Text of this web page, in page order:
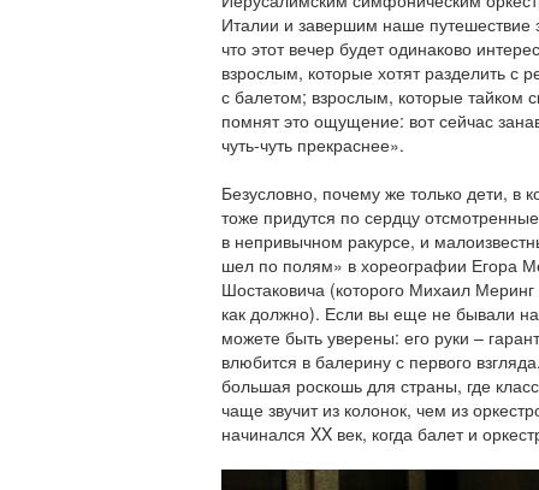
Италии и завершим наше
что этот вечер будет одинаково
взрослым, которые хотят разделить с
с балетом; взрослым, которые тайком
помнят это ощущение: вот сейчас
чуть-чуть прекраснее».
Безусловно, почему же только дети, в
тоже придутся по сердцу
в непривычном ракурсе, и
шел по полям» в хореографии Егора
Шостаковича (которого Михаил
как должно). Если вы еще не бывали
можете быть уверены: его руки –
влюбится в балерину с первого
большая роскошь для страны, где
чаще звучит из колонок, чем из
начинался XX век, когда балет и